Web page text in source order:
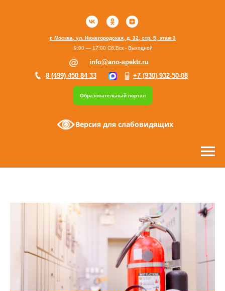
Образовательный портал
г. Москва, ул. Нижегородская, д. 32, стр. 5, этаж 3
+7 (930) 932-50-08
8 (499) 450 84 33
info@ano-spektr.ru
9:00 — 17:00 Сб,Вск - Выходной
Версия для слабовидящих